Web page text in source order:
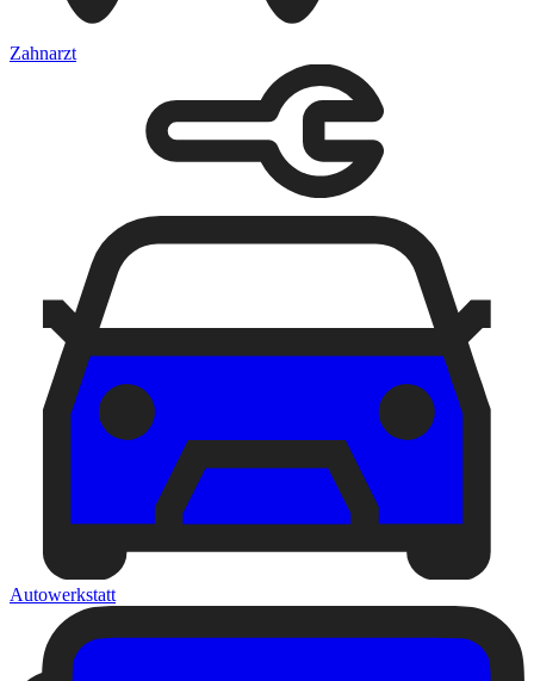
Zahnarzt
Autowerkstatt